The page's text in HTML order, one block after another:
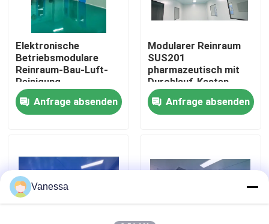
Qualitätskontrolle
Treten Sie mit uns in Verbindung
Nachrichten
Modularer Operationssaal
Elektronische
Betriebsmodulare
Reinraum-Bau-Luft-
Reinigung
Anfrage absenden
Modularer Reinraum
SUS201
pharmazeutisch mit
Durchlauf-Kasten-
Ausrüstung
Anfrage absenden
Vanessa